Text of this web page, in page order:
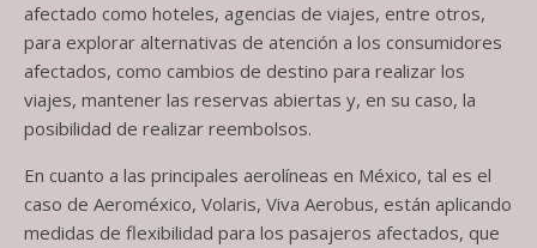
afectado como hoteles, agencias de viajes, entre otros,
para explorar alternativas de atención a los consumidores
afectados, como cambios de destino para realizar los
viajes, mantener las reservas abiertas y, en su caso, la
posibilidad de realizar reembolsos.
En cuanto a las principales aerolíneas en México, tal es el
caso de Aeroméxico, Volaris, Viva Aerobus, están aplicando
medidas de flexibilidad para los pasajeros afectados, que